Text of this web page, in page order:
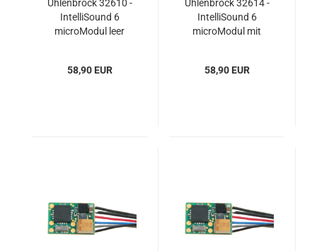
Uhlenbrock 32610 -
IntelliSound 6
microModul leer
58,90 EUR
Uhlenbrock 32614 -
IntelliSound 6
microModul mit
58,90 EUR